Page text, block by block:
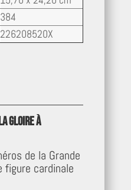
384
226208520X
gloire à
de la Grande
figure cardinale